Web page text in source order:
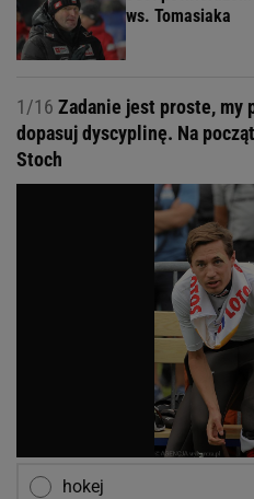
ws. Tomasiaka
1/16 Zadanie jest proste, my
dopasuj dyscyplinę. Na
Stoch
hokej